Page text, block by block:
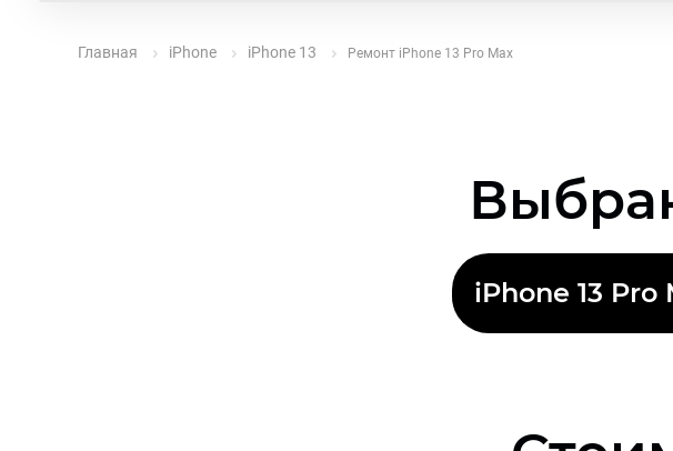
Главная iPhone iPhone 13 Ремонт iPhone 13 Pro Max
iPhone 13 Pro